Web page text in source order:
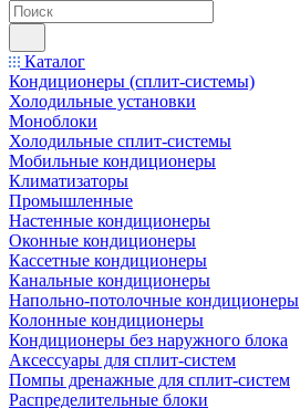
Каталог
Кондиционеры (сплит-системы)
Холодильные установки
Моноблоки
Холодильные сплит-системы
Мобильные кондиционеры
Климатизаторы
Промышленные
Настенные кондиционеры
Оконные кондиционеры
Кассетные кондиционеры
Канальные кондиционеры
Напольно-потолочные кондиционеры
Колонные кондиционеры
Кондиционеры без наружного блока
Аксессуары для сплит-систем
Помпы дренажные для сплит-систем
Распределительные блоки